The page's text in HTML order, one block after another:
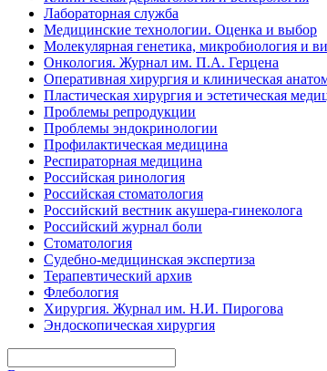
Лабораторная служба
Медицинские технологии. Оценка и выбор
Молекулярная генетика, микробиология и
Онкология. Журнал им. П.А. Герцена
Оперативная хирургия и клиническая
Пластическая хирургия и эстетическая
Проблемы репродукции
Проблемы эндокринологии
Профилактическая медицина
Респираторная медицина
Российская ринология
Российская стоматология
Российский вестник акушера-гинеколога
Российский журнал боли
Стоматология
Судебно-медицинская экспертиза
Терапевтический архив
Флебология
Хирургия. Журнал им. Н.И. Пирогова
Эндоскопическая хирургия